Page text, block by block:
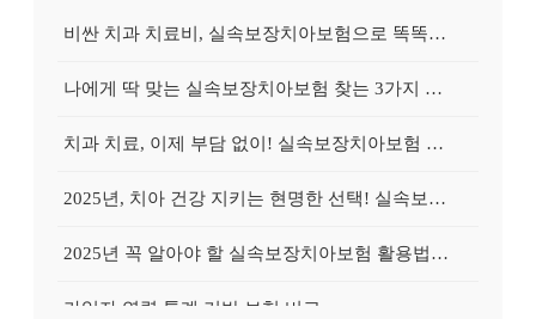
비싼 치과 치료비, 실속보장치아보험으로 똑똑하게 대비하는 방법
나에게 딱 맞는 실속보장치아보험 찾는 3가지 핵심 질문
치과 치료, 이제 부담 없이! 실속보장치아보험 가입 전략
2025년, 치아 건강 지키는 현명한 선택! 실속보장치아보험 가이드
2025년 꼭 알아야 할 실속보장치아보험 활용법: 숨겨진 혜택 찾기
가입자 연령 통계 기반 보험 비교